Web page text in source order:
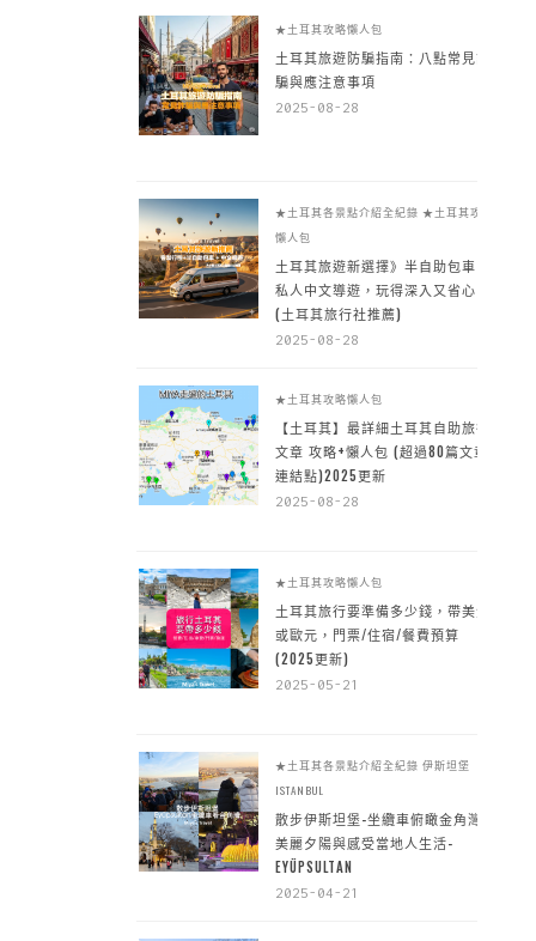
★土耳其攻略懶人包
土耳其旅遊防騙指南：八點常見詐
騙與應注意事項
2025-08-28
★土耳其各景點介紹全紀錄 ★土耳其攻略
懶人包
土耳其旅遊新選擇》半自助包車 +
私人中文導遊，玩得深入又省心
(土耳其旅行社推薦)
2025-08-28
★土耳其攻略懶人包
【土耳其】最詳細土耳其自助旅行
文章 攻略+懶人包 (超過80篇文章~
連結點)2025更新
2025-08-28
★土耳其攻略懶人包
土耳其旅行要準備多少錢，帶美金
或歐元，門票/住宿/餐費預算
(2025更新)
2025-05-21
★土耳其各景點介紹全紀錄 伊斯坦堡
ISTANBUL
散步伊斯坦堡-坐纜車俯瞰金角灣
美麗夕陽與感受當地人生活-
EYÜPSULTAN
2025-04-21